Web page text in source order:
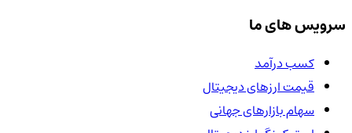
سرویس های ما
کسب درآمد
قیمت ارزهای دیجیتال
سهام بازارهای جهانی